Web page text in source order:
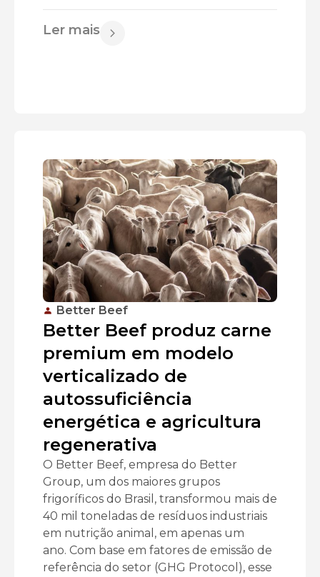
Ler mais
Better Beef
Better Beef produz carne
premium em modelo
verticalizado de
autossuficiência
energética e agricultura
regenerativa
O Better Beef, empresa do Better
Group, um dos maiores grupos
frigoríficos do Brasil, transformou mais de
40 mil toneladas de resíduos industriais
em nutrição animal, em apenas um
ano. Com base em fatores de emissão de
referência do setor (GHG Protocol), esse